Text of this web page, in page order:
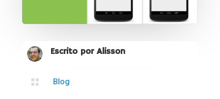
Escrito por Alisson
 Blog